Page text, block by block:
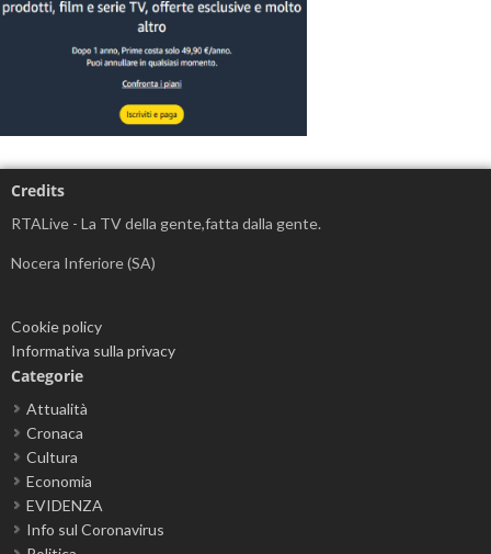
Credits
RTALive - La TV della gente,fatta dalla gente.
Nocera Inferiore (SA)
Cookie policy
Informativa sulla privacy
Categorie
Attualità
Cronaca
Cultura
Economia
EVIDENZA
Info sul Coronavirus